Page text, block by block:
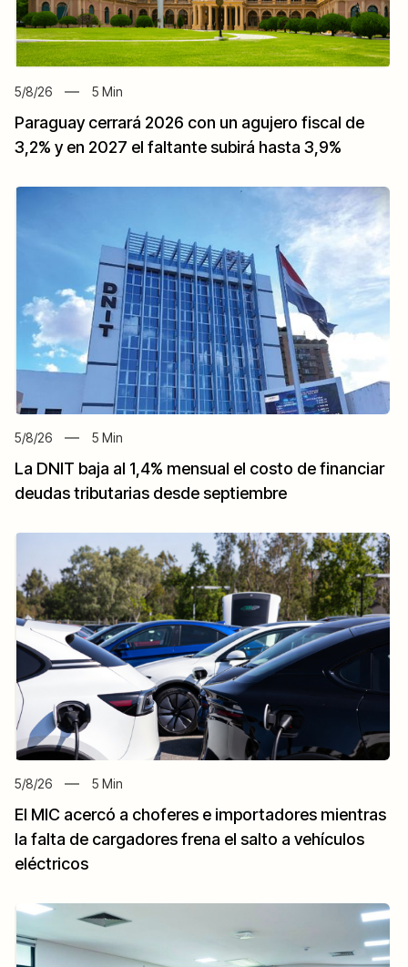
5/8/26 5 Min
Paraguay cerrará 2026 con un agujero fiscal de
3,2% y en 2027 el faltante subirá hasta 3,9%
5/8/26 5 Min
La DNIT baja al 1,4% mensual el costo de financiar
deudas tributarias desde septiembre
5/8/26 5 Min
El MIC acercó a choferes e importadores mientras
la falta de cargadores frena el salto a vehículos
eléctricos